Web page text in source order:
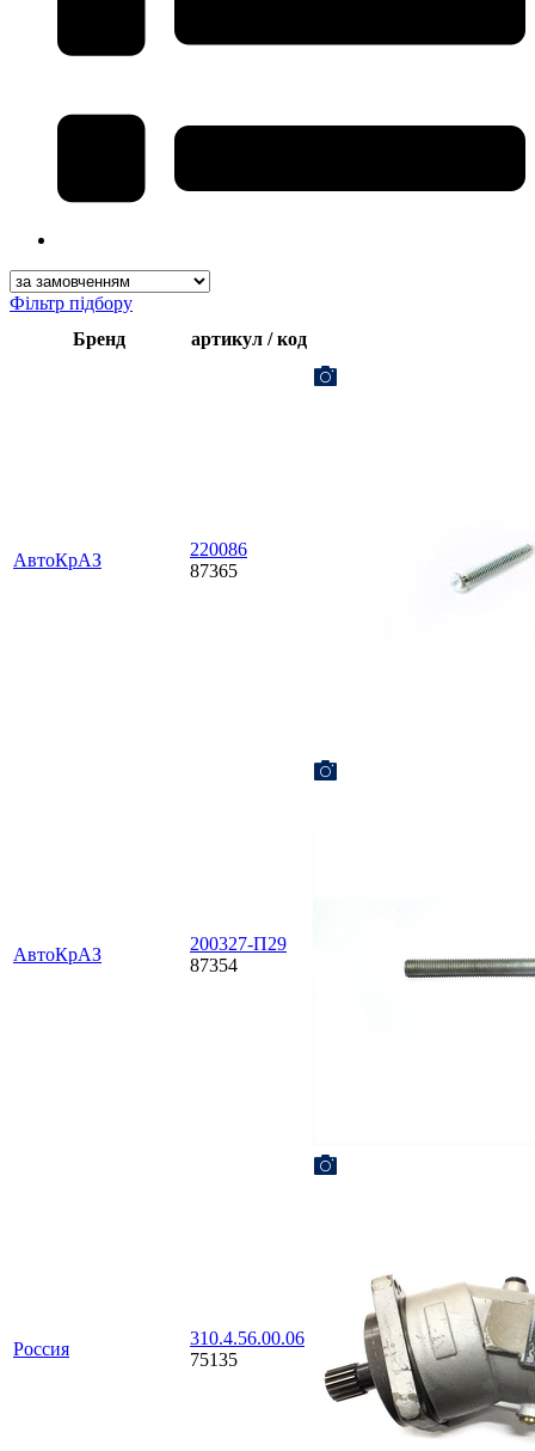
Фільтр підбору
Бренд
артикул / код
АвтоКрАЗ
220086
87365
АвтоКрАЗ
200327-П29
87354
Россия
310.4.56.00.06
75135